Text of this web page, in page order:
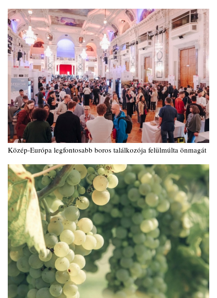
Közép-Európa legfontosabb boros találkozója felülmúlta önmagát